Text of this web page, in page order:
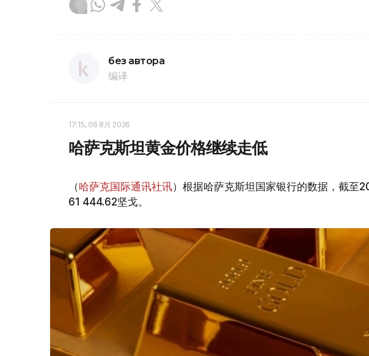
без автора
编译
17:15, 06 8月 2026
哈萨克斯坦黄金价格继续走低
（哈萨克国际通讯社讯）根据哈萨克斯坦国家银行的数据，截至
61 444.62坚戈。